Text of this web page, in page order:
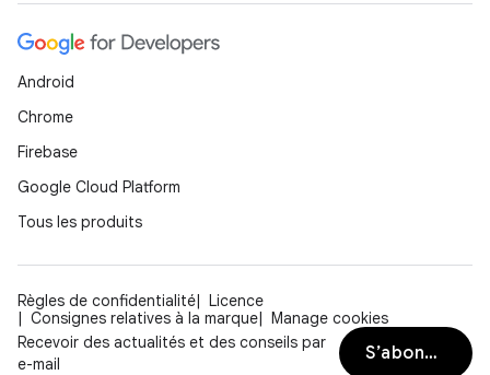
Android
Chrome
Firebase
Google Cloud Platform
Tous les produits
Règles de confidentialité
Licence
Consignes relatives à la marque
Manage cookies
Recevoir des actualités et des conseils par
e-mail
S’abonner